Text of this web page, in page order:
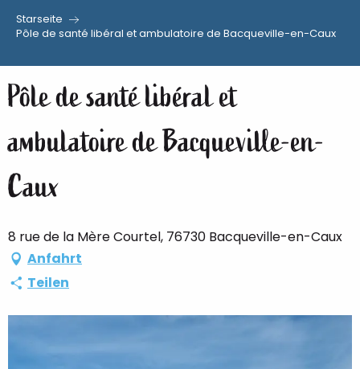
Aller
principal
Starseite
Pôle de santé libéral et ambulatoire de Bacqueville-en-Caux
Pôle de santé libéral et
ambulatoire de Bacqueville-en-
Caux
8 rue de la Mère Courtel, 76730 Bacqueville-en-Caux
Anfahrt
Teilen